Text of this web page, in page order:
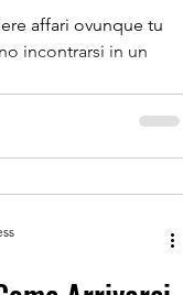
tu
incontrarsi in un